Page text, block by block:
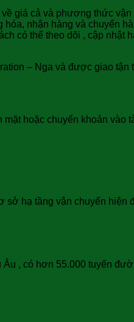
giá cả và phương thức
hóa, nhận hàng và chuyển
có thể theo dõi , cập
– Nga và được giao
mặt hoặc chuyển khoản
sở hạ tầng vận chuyển
, có hơn 55.000 tuyến